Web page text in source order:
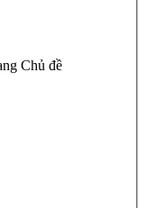
Chủ đề